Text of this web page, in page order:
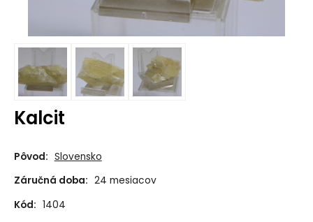
Kalcit
Pôvod: Slovensko
Záručná doba: 24 mesiacov
Kód: 1404